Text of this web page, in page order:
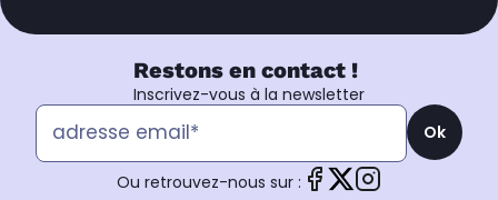
Restons en contact !
Inscrivez-vous à la newsletter
Ok
Ou retrouvez-nous sur :